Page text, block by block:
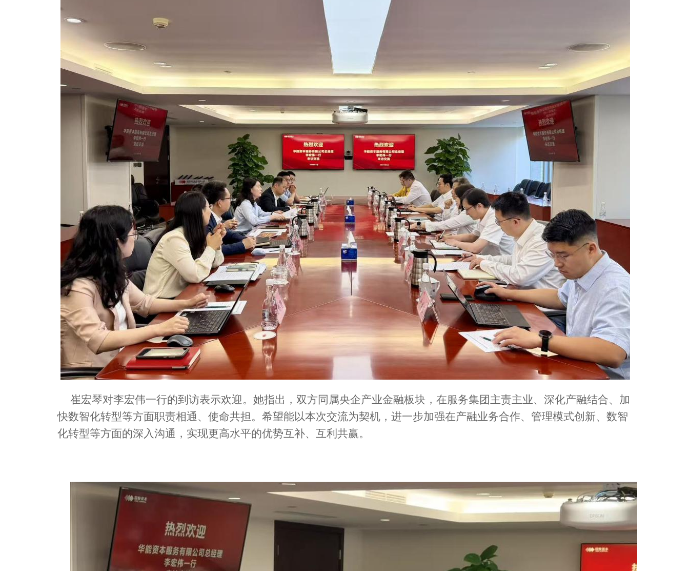
崔宏琴对李宏伟一行的到访表示欢迎。她指出，双方同属央企产业金融板块，在服务集团主责主业、深化产融结合、加
快数智化转型等方面职责相通、使命共担。希望能以本次交流为契机，进一步加强在产融业务合作、管理模式创新、数智
化转型等方面的深入沟通，实现更高水平的优势互补、互利共赢。